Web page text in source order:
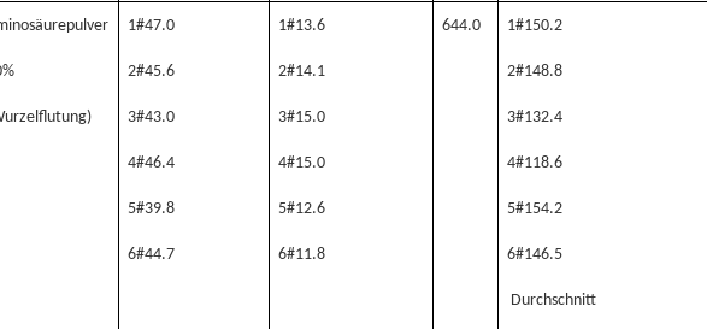
1#47.0
2#45.6
3#43.0
4#46.4
5#39.8
6#44.7
1#13.6
2#14.1
3#15.0
4#15.0
5#12.6
6#11.8
644.0 1#150.2
2#148.8
3#132.4
4#118.6
5#154.2
6#146.5
Durchschnitt